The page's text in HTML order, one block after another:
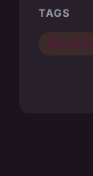
TAGS
Bien-etre